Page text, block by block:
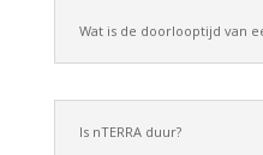
Wat is de doorlooptijd van
Is nTERRA duur?